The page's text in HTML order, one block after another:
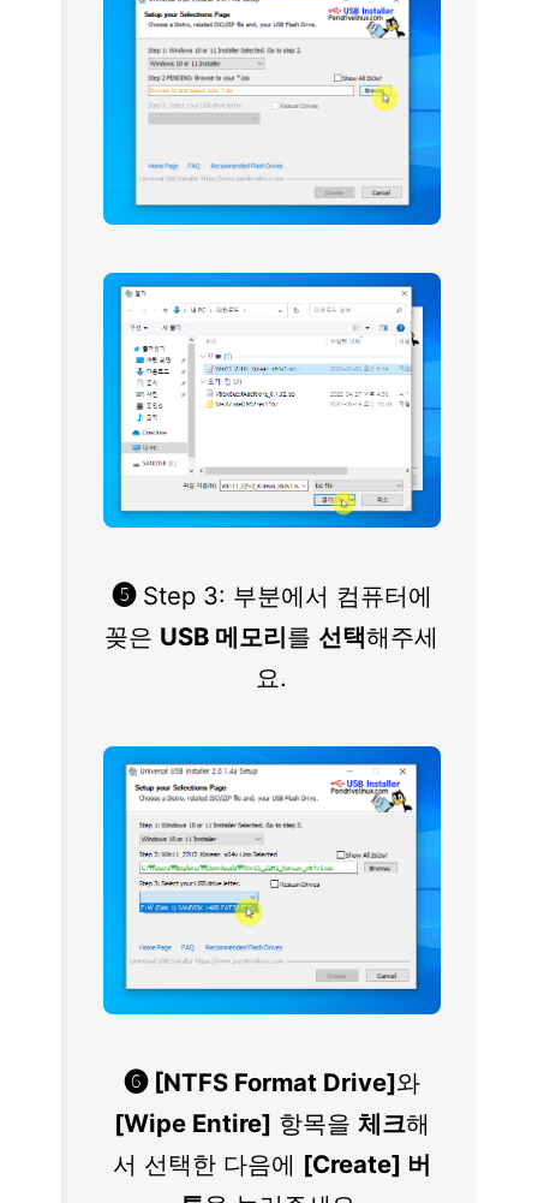
❺Step 3: 부분에서 컴퓨터에
꽂은 USB 메모리를 선택해주세
요.
❻ [NTFS Format Drive]와
[Wipe Entire] 항목을 체크해
서 선택한 다음에 [Create] 버